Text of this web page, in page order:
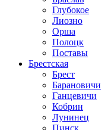
Глубокое
Лиозно
Орша
Полоцк
Поставы
Брестская
Брест
Барановичи
Ганцевичи
Кобрин
Лунинец
Пинск